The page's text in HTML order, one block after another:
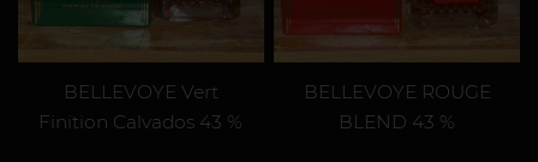
BELLEVOYE Vert
Finition Calvados 43 %
BELLEVOYE ROUGE
BLEND 43 %